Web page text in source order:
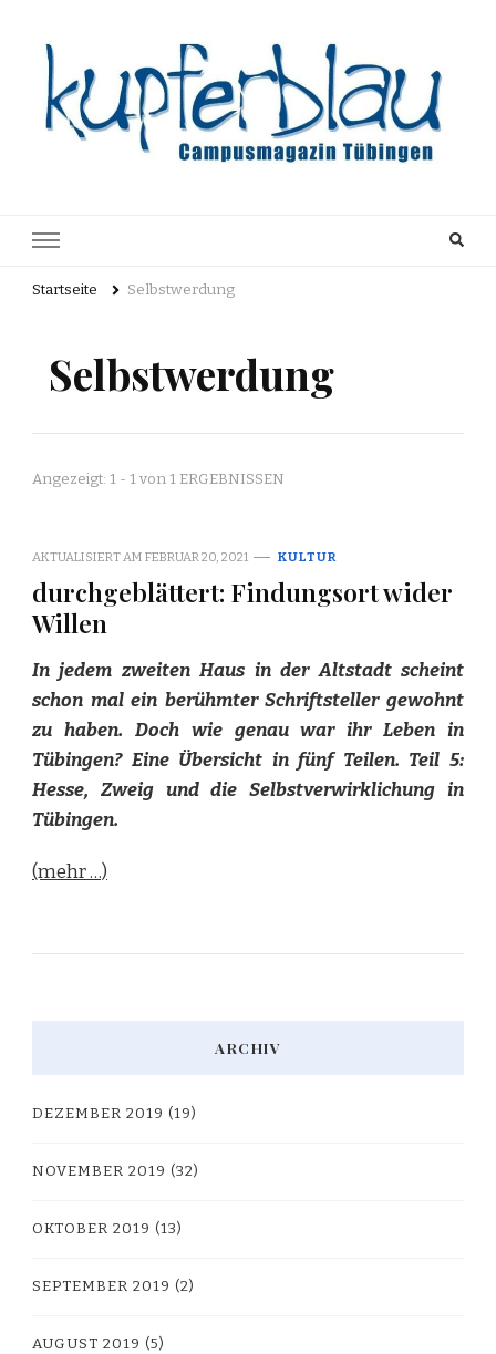
Archiv
Startseite Selbstwerdung
Selbstwerdung
Angezeigt: 1 - 1 von 1 ERGEBNISSEN
AKTUALISIERT AM FEBRUAR 20, 2021 KULTUR
durchgeblättert: Findungsort wider
Willen
In jedem zweiten Haus in der Altstadt scheint
schon mal ein berühmter Schriftsteller gewohnt
zu haben. Doch wie genau war ihr Leben in
Tübingen? Eine Übersicht in fünf Teilen. Teil 5:
Hesse, Zweig und die Selbstverwirklichung in
Tübingen.
(mehr …)
ARCHIV
DEZEMBER 2019 (19)
NOVEMBER 2019 (32)
OKTOBER 2019 (13)
SEPTEMBER 2019 (2)
AUGUST 2019 (5)